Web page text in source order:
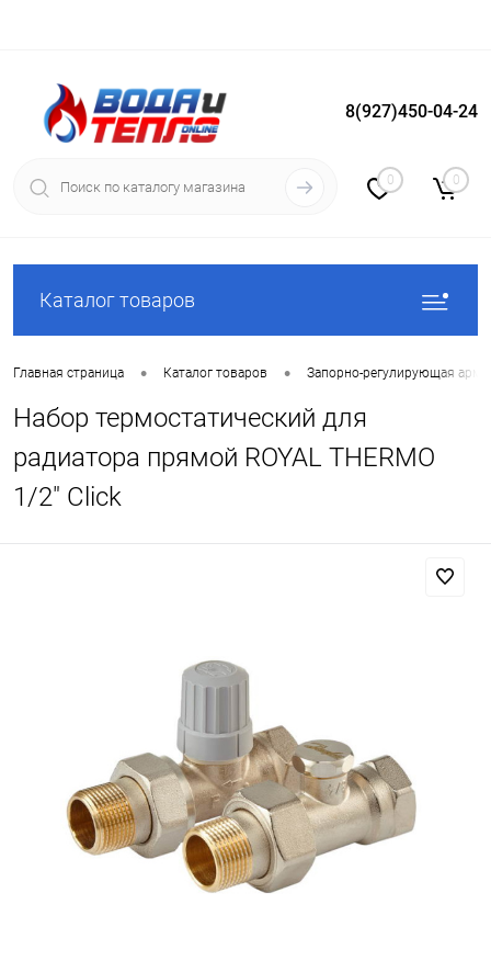
Вход Регистрация
8(927)450-04-24
0 0
Каталог товаров
Главная страница • Каталог товаров • Запорно-регулирующая
Набор термостатический для
радиатора прямой ROYAL THERMO
1/2" Click